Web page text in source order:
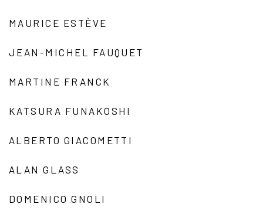
MAURICE ESTÈVE
JEAN-MICHEL FAUQUET
MARTINE FRANCK
KATSURA FUNAKOSHI
ALBERTO GIACOMETTI
ALAN GLASS
DOMENICO GNOLI